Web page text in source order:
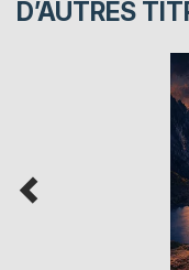
D’AUTRES